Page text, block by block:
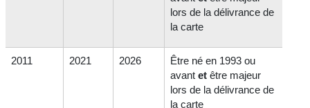
lors de la délivrance de
la carte
2011 2021 2026
Être né en 1993 ou
avantet être majeur
lors de la délivrance de
la carte